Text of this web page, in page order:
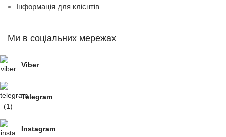
Інформація для клієнтів
Ми в соціальних мережах
Viber
Telegram
Instagram